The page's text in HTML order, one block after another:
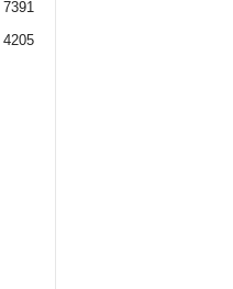
7391
4205